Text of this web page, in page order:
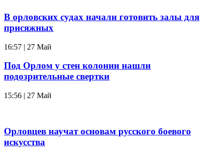
В орловских судах начали готовить залы для
присяжных
16:57 | 27 Май
Под Орлом у стен колонии нашли
подозрительные свертки
15:56 | 27 Май
Орловцев научат основам русского боевого
искусства